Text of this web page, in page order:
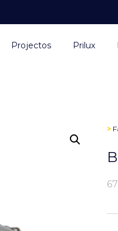
Projectos Prilux
>